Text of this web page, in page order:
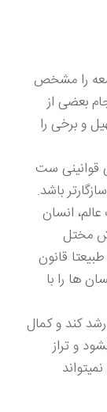
را مشخص
بعضی از
و برخی را
قوانینی ست
باشد.
انسان
مختل
قانون
ها را با
کند و کمال
و تراز